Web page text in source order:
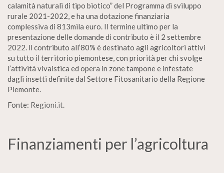
calamità naturali di tipo biotico” del Programma di sviluppo
rurale 2021-2022, e ha una dotazione finanziaria
complessiva di 813mila euro. Il termine ultimo per la
presentazione delle domande di contributo è il 2 settembre
2022. ll contributo all’80% è destinato agli agricoltori attivi
su tutto il territorio piemontese, con priorità per chi svolge
l’attività vivaistica ed opera in zone tampone e infestate
dagli insetti definite dal Settore Fitosanitario della Regione
Piemonte.
Fonte: Regioni.it.
Finanziamenti per l’agricoltura